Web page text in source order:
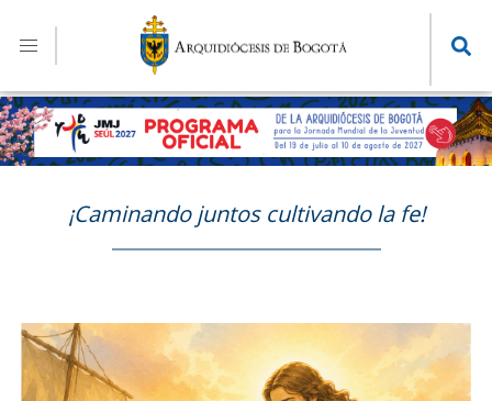
contenido
principal
¡Caminando juntos cultivando la fe!